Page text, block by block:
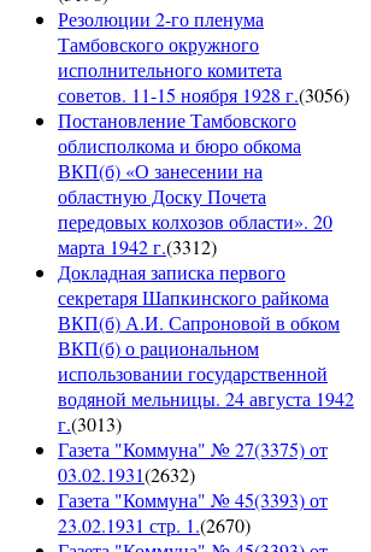
Резолюции 2-го пленума
Тамбовского окружного
исполнительного комитета
советов. 11-15 ноября 1928 г.(3056)
Постановление Тамбовского
облисполкома и бюро обкома
ВКП(б) «О занесении на
областную Доску Почета
передовых колхозов области». 20
марта 1942 г.(3312)
Докладная записка первого
секретаря Шапкинского райкома
ВКП(б) А.И. Сапроновой в обком
ВКП(б) о рациональном
использовании государственной
водяной мельницы. 24 августа 1942
г.(3013)
Газета "Коммуна" № 27(3375) от
03.02.1931(2632)
Газета "Коммуна" № 45(3393) от
23.02.1931 стр. 1.(2670)